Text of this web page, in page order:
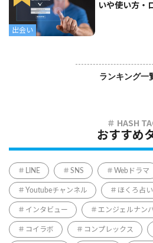
出会い
いや使い方・
ランキング一
おすすめ
LINE SNS Webドラマ
Youtubeチャンネル ほくろ占い
インタビュー エンジェルナン
コイラボ コンプレックス